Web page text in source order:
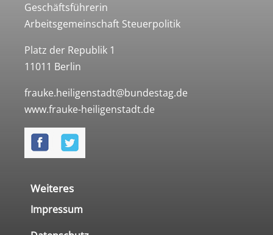
Geschäftsführerin
Arbeitsgemeinschaft Steuerpolitik
Platz der Republik 1
11011 Berlin
frauke.heiligenstadt@bundestag.de
www.frauke-heiligenstadt.de
Weiteres
Impressum